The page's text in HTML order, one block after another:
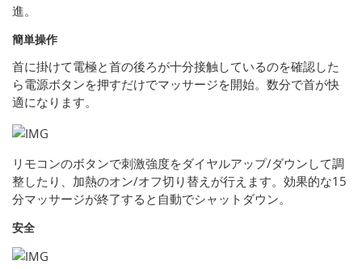
進。
簡単操作
首に掛けて電極と首の後ろが十分接触しているのを確認した
ら電源ボタンを押すだけでマッサージを開始。数分で首が快
適になります。
リモコンのボタンで刺激強度をダイヤルアップ/ダウンして調
整したり、加熱のオン/オフ切り替えが行えます。効果的な15
分マッサージが終了すると自動でシャットダウン。
安全